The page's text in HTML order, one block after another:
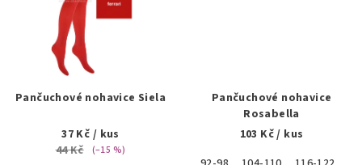
Pančuchové nohavice Siela
37 Kč / kus
44 Kč
(–15 %)
Pančuchové nohavice
Rosabella
103 Kč/ kus